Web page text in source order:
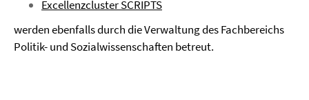
Excellenzcluster SCRIPTS
werden ebenfalls durch die Verwaltung des Fachbereichs
Politik- und Sozialwissenschaften betreut.